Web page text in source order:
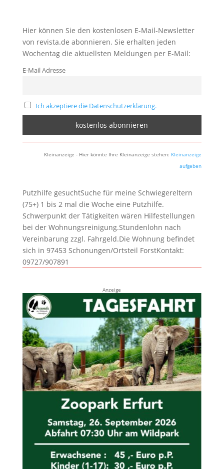
Hier können Sie den kostenlosen E-Mail-Newsletter
von revista.de abonnieren. Sie erhalten jeden
Wochentag die aktuellsten Meldungen per E-Mail:
E-Mail Adresse
Ich akzeptiere die Datenschutzerklärung.
Kleinanzeige - Hier könnte Ihre Kleinanzeige stehen: Kleinanzeige
aufgeben
Putzhilfe gesuchtSuche für meine Schwiegereltern
(75+) 1 bis 2 mal die Woche eine Putzhilfe.
Schwerpunkt der Tätigkeiten wären Hilfestellungen
bei der Wohnungsreinigung.Stundenlohn nach
Vereinbarung zzgl. Fahrgeld.Die Wohnung befindet
sich in 97453 Schonungen/Ortsteil ForstKontakt:
09727/907891
Anzeige